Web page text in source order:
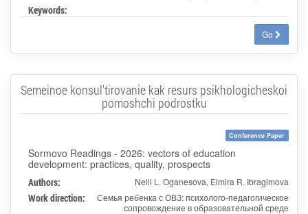
Keywords:
Go
Semeinoe konsul'tirovanie kak resurs psikhologicheskoi
pomoshchi podrostku
Conference Paper
Sormovo Readings - 2026: vectors of education
development: practices, quality, prospects
Authors: Nelli L. Oganesova, Elmira R. Ibragimova
Work direction:
Семья ребенка с ОВЗ: психолого-педагогическое
сопровождение в образовательной среде